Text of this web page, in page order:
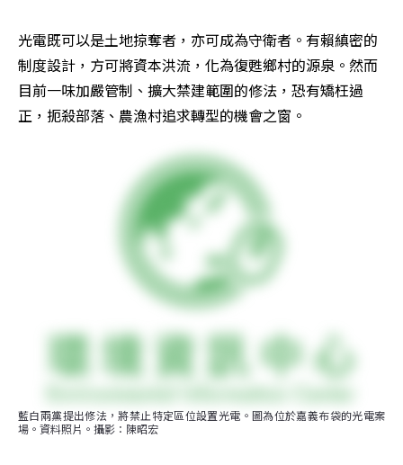
光電既可以是土地掠奪者，亦可成為守衛者。有賴縝密的
制度設計，方可將資本洪流，化為復甦鄉村的源泉。然而
目前一味加嚴管制、擴大禁建範圍的修法，恐有矯枉過
正，扼殺部落、農漁村追求轉型的機會之窗。
藍白兩黨提出修法，將禁止特定區位設置光電。圖為位於嘉義布袋的光電案
場。資料照片。攝影：陳昭宏